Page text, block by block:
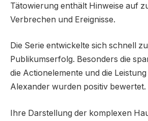
Tätowierung enthält Hinweise auf
Verbrechen und Ereignisse.
Die Serie entwickelte sich schnell
Publikumserfolg. Besonders die
die Actionelemente und die
Alexander wurden positiv bewertet.
Ihre Darstellung der komplexen